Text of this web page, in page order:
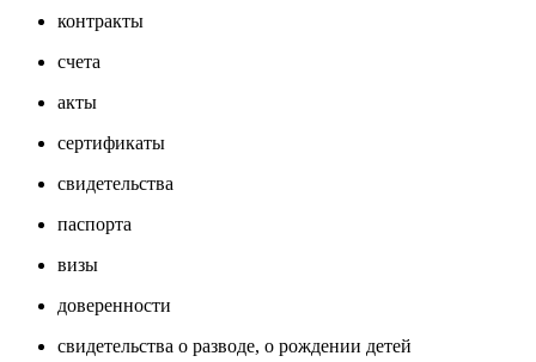
контракты
счета
акты
сертификаты
свидетельства
паспорта
визы
доверенности
свидетельства о разводе, о рождении детей